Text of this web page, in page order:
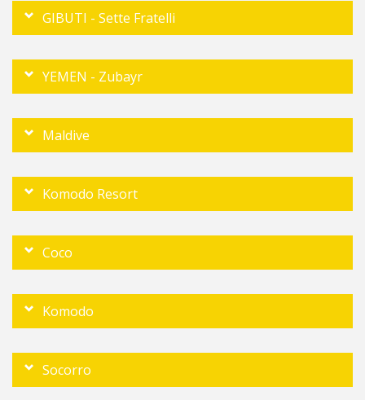
GIBUTI - Sette Fratelli
YEMEN - Zubayr
Maldive
Komodo Resort
Coco
Komodo
Socorro